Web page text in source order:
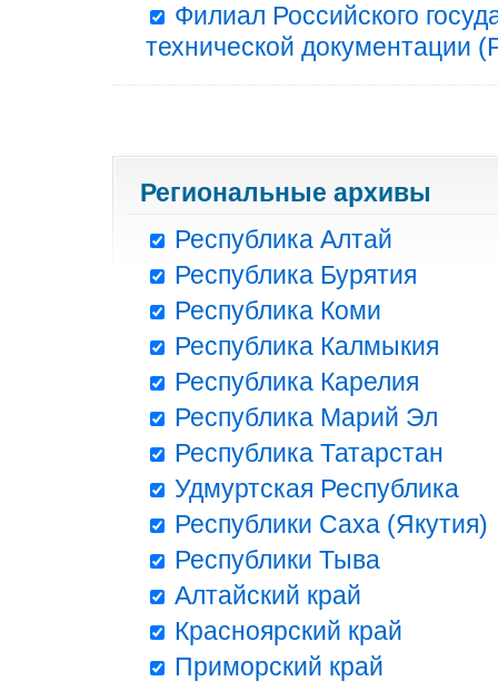
Филиал Российского
технической документации
Региональные архивы
Республика Алтай
Республика Бурятия
Республика Коми
Республика Калмыкия
Республика Карелия
Республика Марий Эл
Республика Татарстан
Удмуртская Республика
Республики Саха (Якутия)
Республики Тыва
Алтайский край
Красноярский край
Приморский край